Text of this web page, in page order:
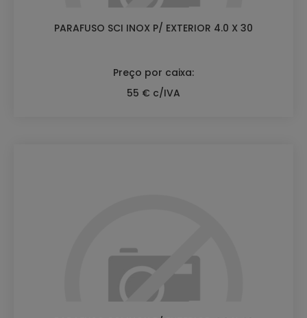
PARAFUSO SCI INOX P/ EXTERIOR 4.0 X 30
Preço por caixa:
55 € c/IVA